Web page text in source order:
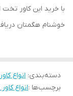
با خرید این کاور
خوشنام هگمتان
دسته‌بندی: انواع
برچسب‌ها :انواع